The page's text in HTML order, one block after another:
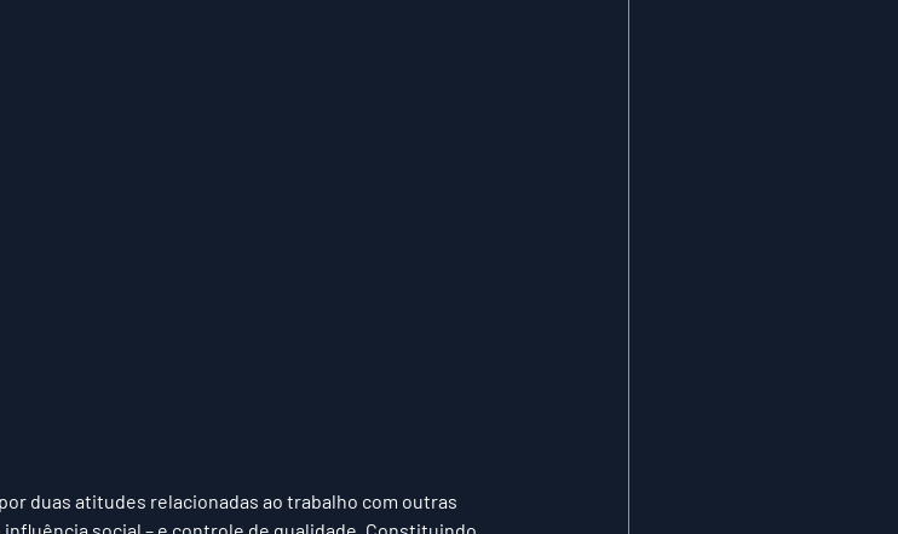
duas atitudes relacionadas ao trabalho com outras